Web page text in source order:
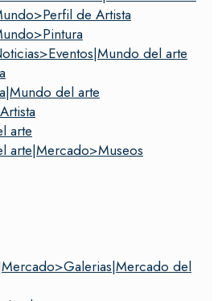
de Artista
del arte
del arte
arte
arte|Mercado>Museos
del